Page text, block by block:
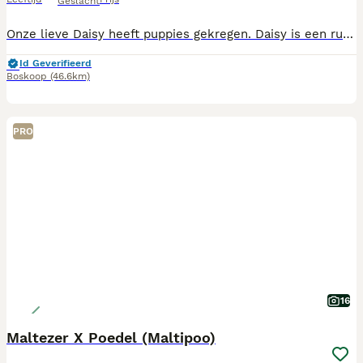
Onze lieve Daisy heeft puppies gekregen. Daisy is een rustige bernerdoodle, blaft wanneer dat nodig is en kan goed alleen zijn en verhaard niet. De pups hebben een paspoort. De puppies groeien bij ons op in de keuken, zijn geluiden gewend. De puppies lopen regelmatig buiten, doen daar ook regelmatig hun behoefte. De puppies zijn door de dierenarts nagekeken en hebben een flens of crul vacht. Daisy schofthoogte: 52 Vader schofthoogte: 45 Voor verdere vragen of serieuze interesse, zijn de pups te bewonderen of kan ik meer informatie geven.
Id Geverifieerd
Boskoop (46.6km)
PRO
16
Maltezer X Poedel (Maltipoo)